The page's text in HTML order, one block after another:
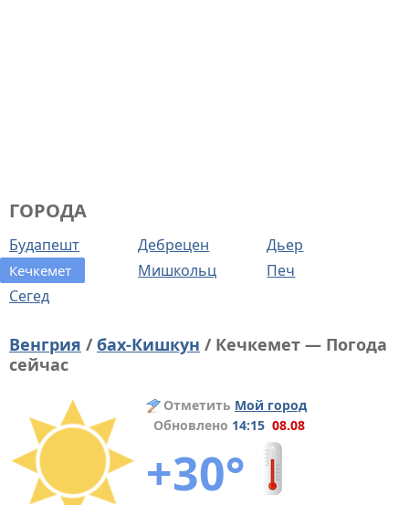
ГОРОДА
Будапешт Дебрецен Дьер
Кечкемет Мишкольц
Печ
Сегед
Венгрия /бах-Кишкун / Кечкемет — Погода
сейчас
Отметить Мой город
Обновлено 14:15 08.08
+30°